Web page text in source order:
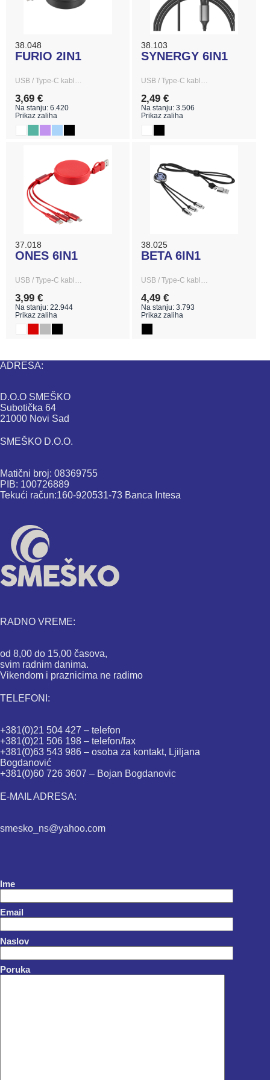
38.048
FURIO 2IN1
USB / Type-C kabl…
3,69 €
Na stanju: 6.420
Prikaz zaliha
38.103
SYNERGY 6IN1
USB / Type-C kabl…
2,49 €
Na stanju: 3.506
Prikaz zaliha
37.018
ONES 6IN1
USB / Type-C kabl…
3,99 €
Na stanju: 22.944
Prikaz zaliha
38.025
BETA 6IN1
USB / Type-C kabl…
4,49 €
Na stanju: 3.793
Prikaz zaliha
ADRESA:
D.O.O SMEŠKO
Subotička 64
21000 Novi Sad
SMEŠKO D.O.O.
Matični broj: 08369755
PIB: 100726889
Tekući račun:160-920531-73 Banca Intesa
RADNO VREME:
od 8,00 do 15,00 časova,
svim radnim danima.
Vikendom i praznicima ne radimo
TELEFONI:
+381(0)21 504 427 – telefon
+381(0)21 506 198 – telefon/fax
+381(0)63 543 986 – osoba za kontakt, Ljiljana
Bogdanović
+381(0)60 726 3607 – Bojan Bogdanovic
E-MAIL ADRESA:
smesko_ns@yahoo.com
Ime
Email
Naslov
Poruka